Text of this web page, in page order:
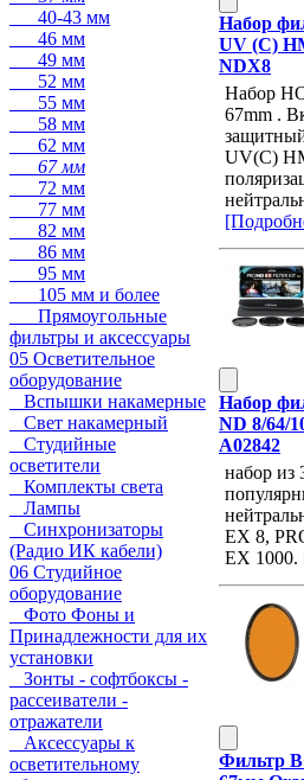
40-43 мм
46 мм
49 мм
52 мм
55 мм
58 мм
62 мм
67 мм
72 мм
77 мм
82 мм
86 мм
95 мм
105 мм и более
Прямоугольные
фильтры и аксессуары
05 Осветительное
оборудование
Вспышки накамерные
Свет накамерный
Студийные
осветители
Комплекты света
Лампы
Синхронизаторы
(Радио ИК кабели)
06 Студийное
оборудование
Фото Фоны и
Принадлежности для их
установки
Зонты - софтбоксы -
рассеиватели -
отражатели
Аксессуары к
осветительному
Набор
UV (C)
NDX8
Набор
67mm .
UV(C)
Набор
ND 8/64/
A02842
набор из
EX 8,
EX 1000.
Фильтр